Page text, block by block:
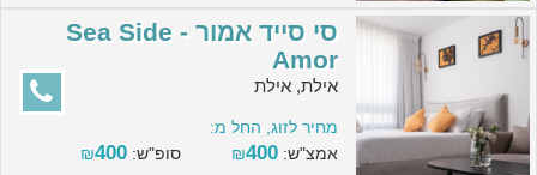
סי סייד אמור - Sea Side
Amor
אילת, אילת
מחיר לזוג, החל מ:
אמצ"ש:
₪400 סופ"ש: ₪400